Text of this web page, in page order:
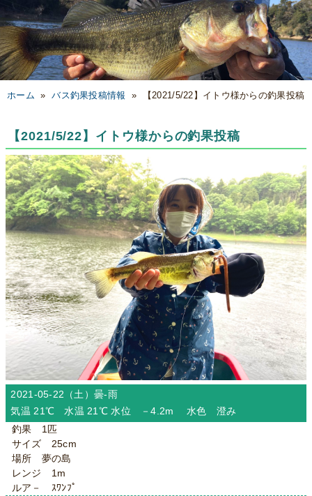
ホーム »バス釣果投稿情報 » 【2021/5/22】イトウ様からの釣果投稿
【2021/5/22】イトウ様からの釣果投稿
2021-05-22（土）曇-雨
気温 21℃ 水温 21℃ 水位 －4.2m 水色 澄み
釣果 1匹
サイズ 25cm
場所 夢の島
レンジ 1m
ルア－ ｽﾜﾝﾌﾟ